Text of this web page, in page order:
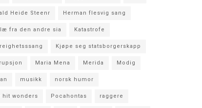
Heide Steenr Herman flesvig sang
fra den andre sia Katastrofe
Kjøpe seg statsborgerskapp
Maria Mena Merida Modig
musikk norsk humor
hit wonders Pocahontas raggere